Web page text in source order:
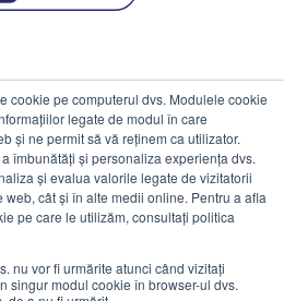
cookie pe computerul dvs. Modulele cookie
legate de modul în care
și ne permit să vă reținem ca utilizator.
îmbunătăți și personaliza experiența dvs.
și evalua valorile legate de vizitatorii
cât și în alte medii online. Pentru a afla
pe care le utilizăm, consultați politica
nu vor fi urmărite atunci când vizitați
singur modul cookie în browser-ul dvs.